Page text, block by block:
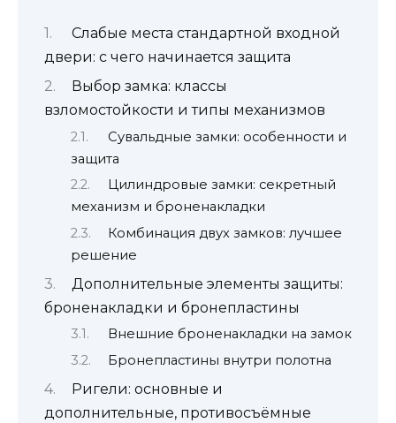
Слабые места стандартной входной
двери: с чего начинается защита
Выбор замка: классы
взломостойкости и типы механизмов
Сувальдные замки: особенности и
защита
Цилиндровые замки: секретный
механизм и броненакладки
Комбинация двух замков: лучшее
решение
Дополнительные элементы защиты:
броненакладки и бронепластины
Внешние броненакладки на замок
Бронепластины внутри полотна
Ригели: основные и
дополнительные, противосъёмные